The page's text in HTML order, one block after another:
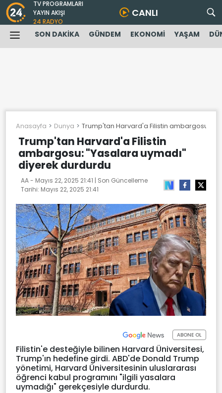
TV PROGRAMLARI
YAYIN AKIŞI
24 RADYO
CANLI
SON DAKİKA GÜNDEM EKONOMİ YAŞAM
Anasayfa Dunya Trump'tan Harvard'a Filistin ambargosu:
Trump'tan Harvard'a Filistin
ambargosu: "Yasalara uymadı"
diyerek durdurdu
AA - Mayıs 22, 2025 21:41 | Son Güncelleme
Tarihi: Mayıs 22, 2025 21:41
ABONE OL
Filistin'e desteğiyle bilinen Harvard Üniversitesi,
Trump'ın hedefine girdi. ABD'de Donald Trump
yönetimi, Harvard Üniversitesinin uluslararası
öğrenci kabul programını "ilgili yasalara
uymadığı" gerekçesiyle durdurdu.